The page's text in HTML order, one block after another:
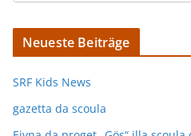
Neueste Beiträge
SRF Kids News
gazetta da scoula